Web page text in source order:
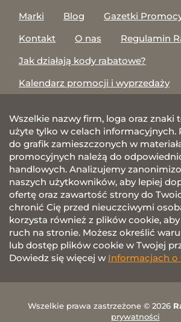
Marki
Blog
Gazetki
Kontakt
O nas Regulamin
Jak działają kody rabatowe?
Kalendarz promocji i wyprzedaży
Wszelkie nazwy firm, loga oraz znaki
użyte tylko w celach informacyjnych.
do grafik zamieszczonych w
promocyjnych należą do
handlowych. Analizujemy
naszych użytkowników, aby lepiej
ofertę oraz zawartość strony do
chronić Cię przed nieuczciwymi
korzysta również z plików cookie,
ruch na stronie. Możesz określić
lub dostęp plików cookie w Twojej
Dowiedz się więcej w Informacjach o
Wszelkie prawa zastrzeżone © 2026
prywatności